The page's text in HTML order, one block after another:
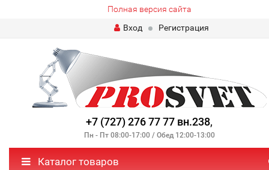
Полная версия сайта
Вход
Регистрация
+7 (727) 276 77 77 вн.238,
Пн - Пт 08:00-17:00 / Обед 12:00-13:00
Каталог товаров